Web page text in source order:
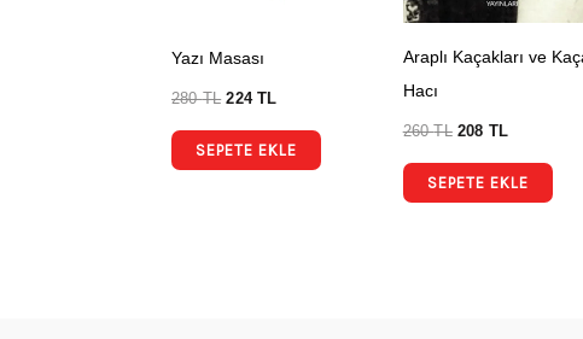
Yazı Masası
280TL 224TL
SEPETE EKLE
Araplı Kaçakları ve
Hacı
260TL 208 TL
SEPETE EKLE